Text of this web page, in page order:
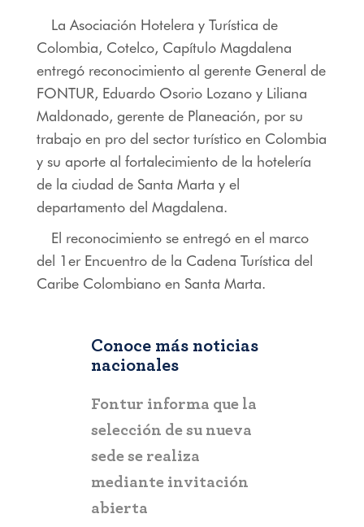
La Asociación Hotelera y Turística de
Colombia, Cotelco, Capítulo Magdalena
entregó reconocimiento al gerente General de
FONTUR, Eduardo Osorio Lozano y Liliana
Maldonado, gerente de Planeación, por su
trabajo en pro del sector turístico en Colombia
y su aporte al fortalecimiento de la hotelería
de la ciudad de Santa Marta y el
departamento del Magdalena.
El reconocimiento se entregó en el marco
del 1er Encuentro de la Cadena Turística del
Caribe Colombiano en Santa Marta.
Conoce más noticias
nacionales
Fontur informa que la
selección de su nueva
sede se realiza
mediante invitación
abierta